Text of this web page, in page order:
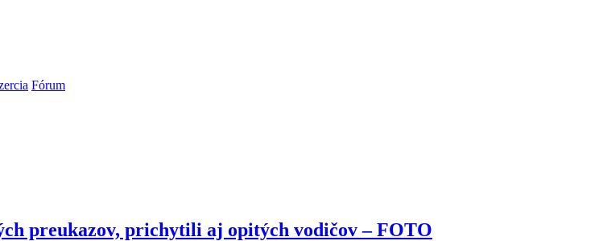
Fórum
preukazov, prichytili aj opitých vodičov – FOTO